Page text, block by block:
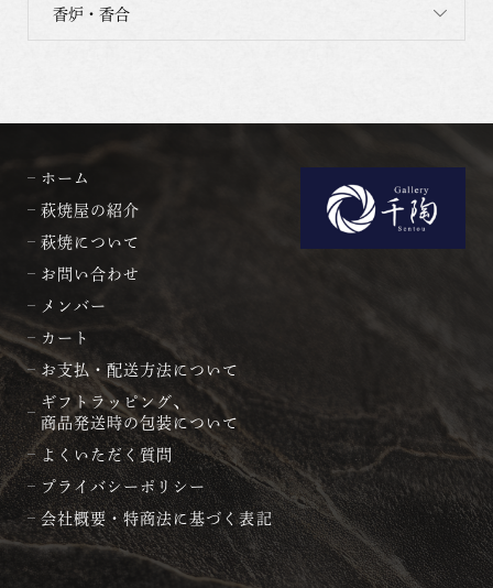
香炉・香合
ホーム
萩焼屋の紹介
萩焼について
お問い合わせ
メンバー
カート
お支払・配送方法について
ギフトラッピング、
商品発送時の包装について
よくいただく質問
プライバシーポリシー
会社概要・特商法に基づく表記